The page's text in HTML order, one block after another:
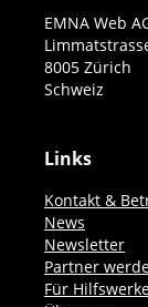
EMNA Web
8005 Zürich
Schweiz
Links
Kontakt &
News
Newsletter
Partner
Für